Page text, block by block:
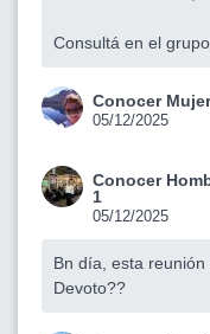
Consultá en el
Conocer
05/12/2025
Conocer
1
05/12/2025
Bn día, esta
Devoto??